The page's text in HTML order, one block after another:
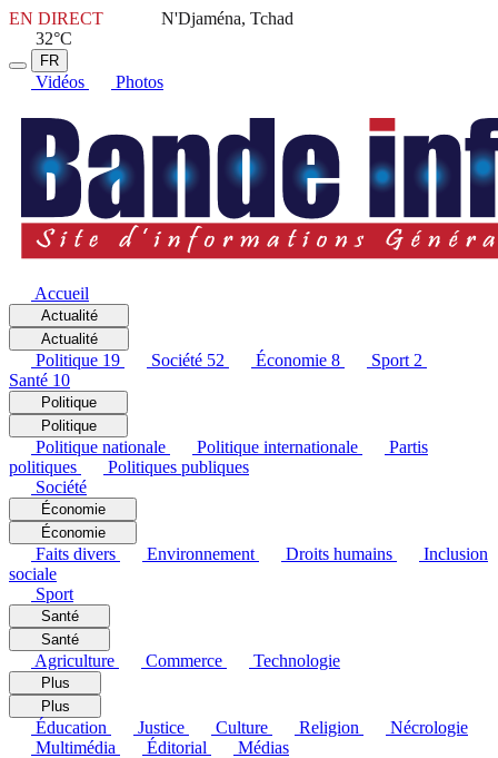
EN DIRECT
N'Djaména, Tchad
32°C
FR
Vidéos Photos
Accueil
Actualité
Actualité
Politique 19 Société 52 Économie 8 Sport 2
Santé 10
Politique
Politique
Politique nationale Politique internationale
Partis
politiques
Politiques publiques
Société
Économie
Économie
Faits divers Environnement Droits humains
Inclusion
sociale
Sport
Santé
Santé
Agriculture Commerce Technologie
Plus
Plus
Éducation Justice Culture Religion
Nécrologie
Multimédia
Éditorial Médias